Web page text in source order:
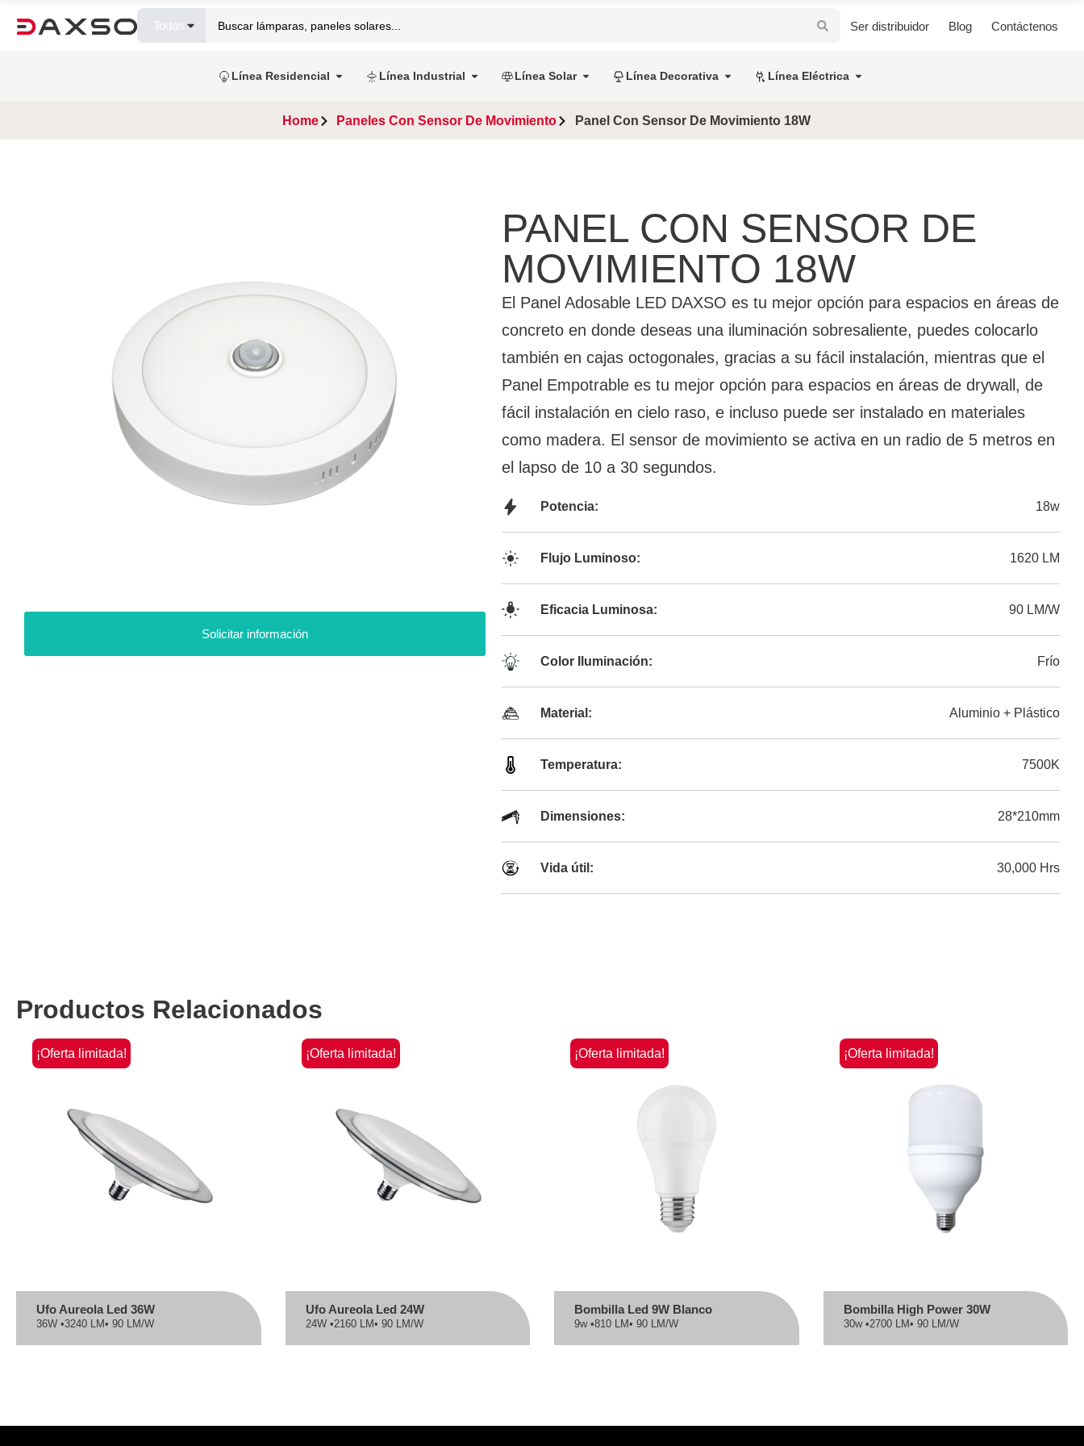
Todas Ser distribuidor Blog Contáctenos
Línea Residencial Línea Industrial Línea Solar Línea Decorativa Línea Eléctrica
Home Paneles Con Sensor De Movimiento Panel Con Sensor De Movimiento 18W
Solicitar información
PANEL CON SENSOR DE
MOVIMIENTO 18W
El Panel Adosable LED DAXSO es tu mejor opción para espacios en áreas de
concreto en donde deseas una iluminación sobresaliente, puedes colocarlo
también en cajas octogonales, gracias a su fácil instalación, mientras que el
Panel Empotrable es tu mejor opción para espacios en áreas de drywall, de
fácil instalación en cielo raso, e incluso puede ser instalado en materiales
como madera. El sensor de movimiento se activa en un radio de 5 metros en
el lapso de 10 a 30 segundos.
Potencia: 18w
Flujo Luminoso: 1620 LM
Eficacia Luminosa: 90 LM/W
Color Iluminación: Frío
Material: Aluminio + Plástico
Temperatura: 7500K
Dimensiones: 28*210mm
Vida útil: 30,000 Hrs
Productos Relacionados
¡Oferta limitada!
Ufo Aureola Led 36W
36W •3240 LM• 90 LM/W
¡Oferta limitada!
Ufo Aureola Led 24W
24W •2160 LM• 90 LM/W
¡Oferta limitada!
Bombilla Led 9W Blanco
9w •810 LM• 90 LM/W
¡Oferta limitada!
Bombilla High Power 30W
30w •2700 LM• 90 LM/W